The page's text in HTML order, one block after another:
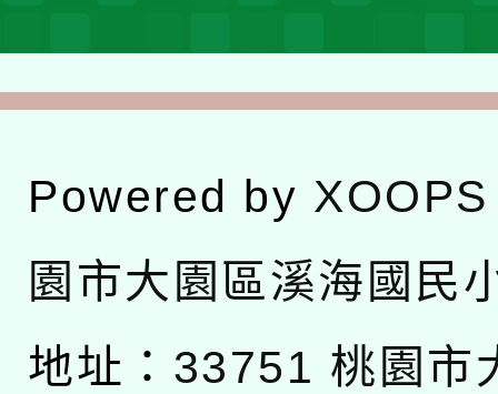
Powered by XOOPS
園市大園區溪海國民
地址： 33751 桃園市